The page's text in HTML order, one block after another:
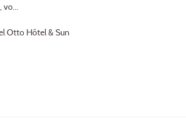
Otto Hôtel & Sun